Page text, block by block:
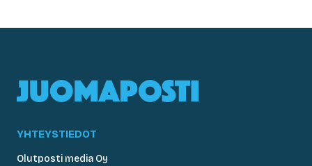
YHTEYSTIEDOT
Olutposti media Oy